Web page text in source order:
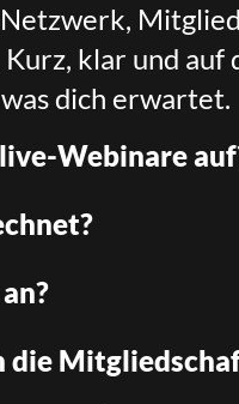
klar und auf
dich erwartet.
Webinare
die